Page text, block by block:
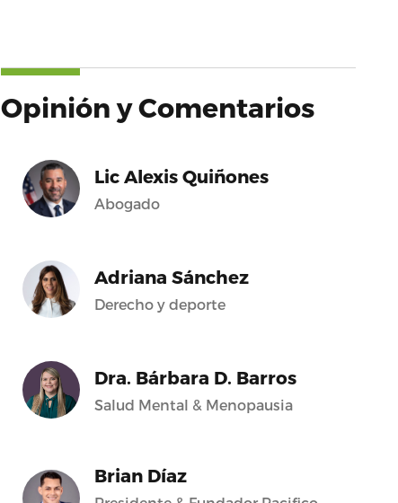
Opinión y Comentarios
Lic Alexis Quiñones
Abogado
Adriana Sánchez
Derecho y deporte
Dra. Bárbara D. Barros
Salud Mental & Menopausia
Brian Díaz